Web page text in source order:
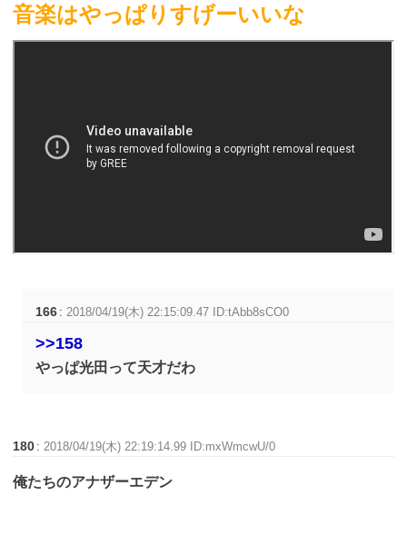
音楽はやっぱりすげーいいな
166 :2018/04/19(木) 22:15:09.47 ID:tAbb8sCO0
>>158
やっぱ光田って天才だわ
180 :2018/04/19(木) 22:19:14.99 ID:mxWmcwU/0
俺たちのアナザーエデン